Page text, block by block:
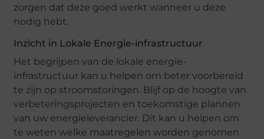
zorgen dat deze goed werkt wanneer u deze
nodig hebt.
Inzicht in Lokale Energie-infrastructuur
Het begrijpen van de lokale energie-
infrastructuur kan u helpen om beter voorbereid
te zijn op stroomstoringen. Blijf op de hoogte van
verbeteringsprojecten en toekomstige plannen
van uw energieleverancier. Dit kan u helpen om
te weten welke maatregelen worden genomen